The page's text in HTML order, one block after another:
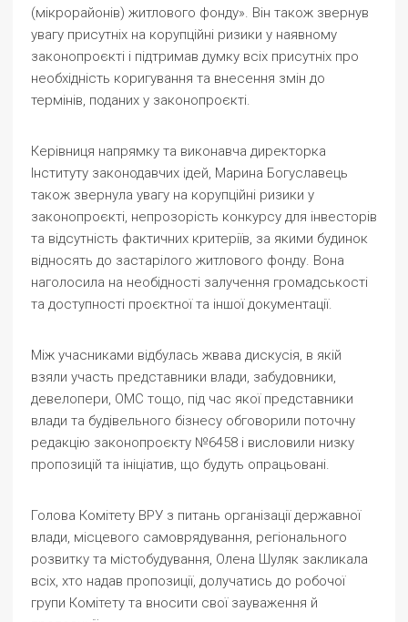
(мікрорайонів) житлового фонду». Він також звернув
увагу присутніх на корупційні ризики у наявному
законопроєкті і підтримав думку всіх присутніх про
необхідність коригування та внесення змін до
термінів, поданих у законопроєкті.
Керівниця напрямку та виконавча директорка
Інституту законодавчих ідей, Марина Богуславець
також звернула увагу на корупційні ризики у
законопроєкті, непрозорість конкурсу для інвесторів
та відсутність фактичних критеріїв, за якими будинок
відносять до застарілого житлового фонду. Вона
наголосила на необідності залучення громадськості
та доступності проєктної та іншої документації.
Між учасниками відбулась жвава дискусія, в якій
взяли участь представники влади, забудовники,
девелопери, ОМС тощо, під час якої представники
влади та будівельного бізнесу обговорили поточну
редакцію законопроєкту №6458 і висловили низку
пропозицій та ініціатив, що будуть опрацьовані.
Голова Комітету ВРУ з питань організації державної
влади, місцевого самоврядування, регіонального
розвитку та містобудування, Олена Шуляк закликала
всіх, хто надав пропозиції, долучатись до робочої
групи Комітету та вносити свої зауваження й